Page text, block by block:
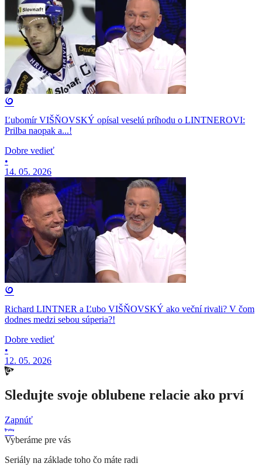
Ľubomír VIŠŇOVSKÝ opísal veselú príhodu o LINTNEROVI:
Prilba naopak a...!
Dobre vedieť
•
14. 05. 2026
Richard LINTNER a Ľubo VIŠŇOVSKÝ ako veční rivali? V čom
dodnes medzi sebou súperia?!
Dobre vedieť
•
12. 05. 2026
Sledujte svoje oblubene relacie ako prví
Zapnúť
Vyberáme pre vás
Seriály na základe toho čo máte radi